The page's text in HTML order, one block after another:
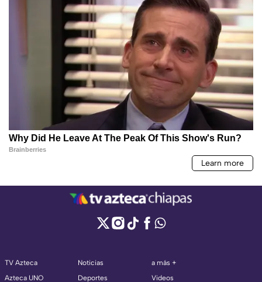
TV Azteca
Azteca UNO
Noticias
Deportes
a más +
Videos